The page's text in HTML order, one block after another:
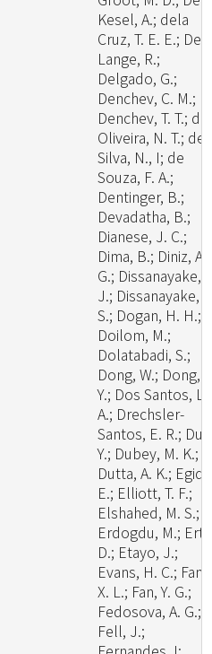
Kesel, A.; dela
Cruz, T. E. E.; De
Lange, R.;
Delgado, G.;
Denchev, C. M.;
Denchev, T. T.; de
Oliveira, N. T.; de
Silva, N., I; de
Souza, F. A.;
Dentinger, B.;
Devadatha, B.;
Dianese, J. C.;
Dima, B.; Diniz, A.
G.; Dissanayake,
J.; Dissanayake,
S.; Dogan, H. H.;
Doilom, M.;
Dolatabadi, S.;
Dong, W.; Dong,
Y.; Dos Santos, L.
A.; Drechsler-
Santos, E. R.; Du,
Y.; Dubey, M. K.;
Dutta, A. K.; Egidi,
E.; Elliott, T. F.;
Elshahed, M. S.;
Erdogdu, M.;
D.; Etayo, J.;
Evans, H. C.; Fan,
X. L.; Fan, Y. G.;
Fedosova, A. G.;
Fell, J.;